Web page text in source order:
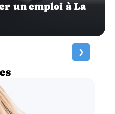
un emploi à La